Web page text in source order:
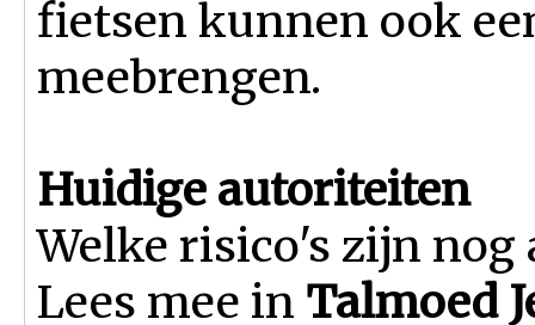
fietsen kunnen ook
meebrengen.
Huidige autoriteiten
Welke risico's zijn nog
Lees mee in Talmoed